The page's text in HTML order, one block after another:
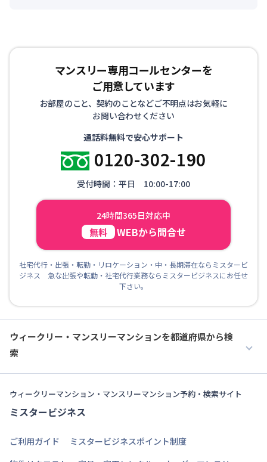
マンスリー専用コールセンターを
ご用意しています
お部屋のこと、契約のことなどご不明点はお気軽に
お問い合わせください
通話料無料で安心サポート
0120-302-190
受付時間：平日 10:00-17:00
24時間365日対応中
無料 WEBから問合せ
社宅代行・出張・転勤・リロケーション・中・長期滞在ならミスタービ
ジネス 急な出張や転勤・社宅代行業務ならミスタービジネスにお任せ
下さい。
ウィークリー・マンスリーマンションを都道府県から検
索
ウィークリーマンション・マンスリーマンション予約・検索サイト
ミスタービジネス
ご利用ガイド
ミスタービジネスポイント制度